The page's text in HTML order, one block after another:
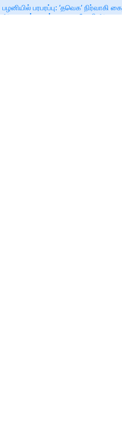
பழனியில் பரபரப்பு: ‘தவெக’ நிர்வாகி
அடமானம் வைத்த காரை போலி